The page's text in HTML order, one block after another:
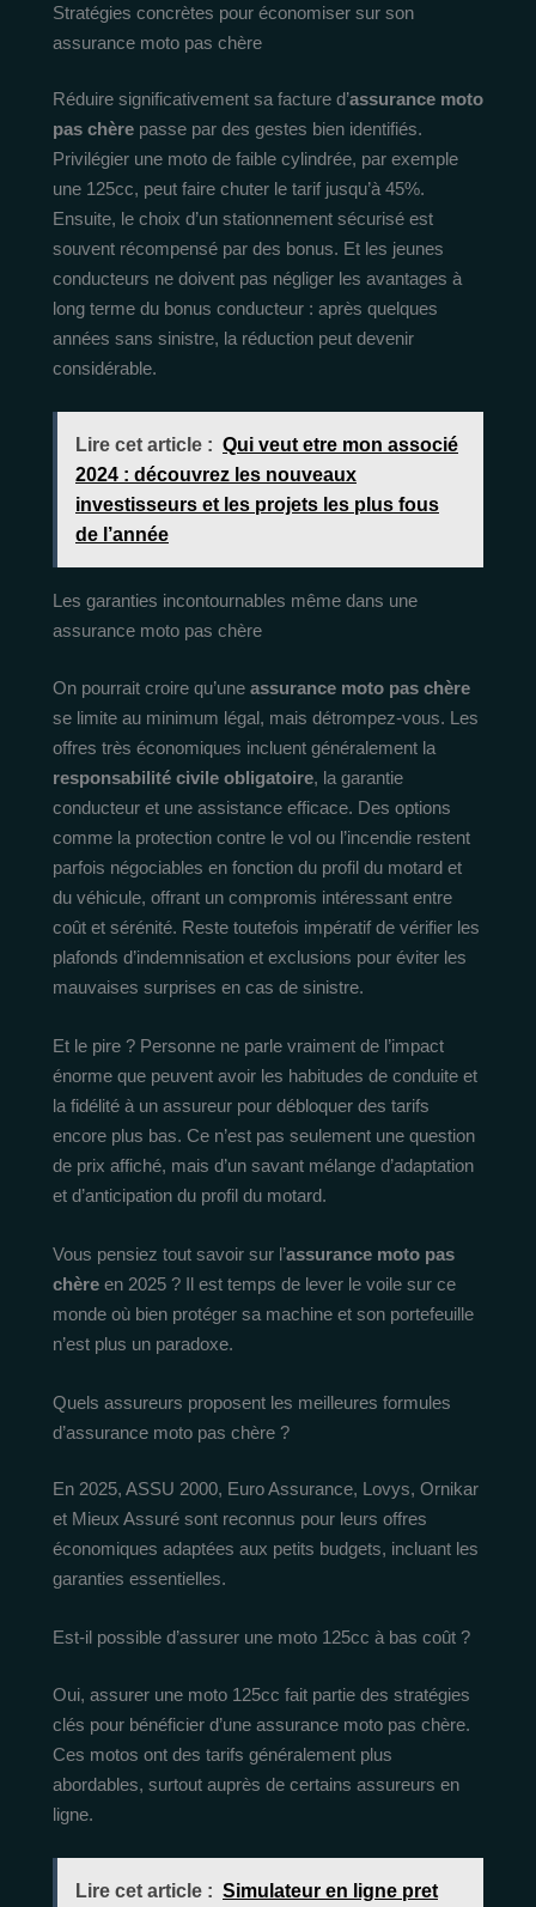
Stratégies concrètes pour économiser sur son
assurance moto pas chère
Réduire significativement sa facture d’assurance moto
pas chère passe par des gestes bien identifiés.
Privilégier une moto de faible cylindrée, par exemple
une 125cc, peut faire chuter le tarif jusqu’à 45%.
Ensuite, le choix d’un stationnement sécurisé est
souvent récompensé par des bonus. Et les jeunes
conducteurs ne doivent pas négliger les avantages à
long terme du bonus conducteur : après quelques
années sans sinistre, la réduction peut devenir
considérable.
Lire cet article : Qui veut etre mon associé
2024 : découvrez les nouveaux
investisseurs et les projets les plus fous
de l’année
Les garanties incontournables même dans une
assurance moto pas chère
On pourrait croire qu’une assurance moto pas chère
se limite au minimum légal, mais détrompez-vous. Les
offres très économiques incluent généralement la
responsabilité civile obligatoire, la garantie
conducteur et une assistance efficace. Des options
comme la protection contre le vol ou l’incendie restent
parfois négociables en fonction du profil du motard et
du véhicule, offrant un compromis intéressant entre
coût et sérénité. Reste toutefois impératif de vérifier les
plafonds d’indemnisation et exclusions pour éviter les
mauvaises surprises en cas de sinistre.
Et le pire ? Personne ne parle vraiment de l’impact
énorme que peuvent avoir les habitudes de conduite et
la fidélité à un assureur pour débloquer des tarifs
encore plus bas. Ce n’est pas seulement une question
de prix affiché, mais d’un savant mélange d’adaptation
et d’anticipation du profil du motard.
Vous pensiez tout savoir sur l’assurance moto pas
chère en 2025 ? Il est temps de lever le voile sur ce
monde où bien protéger sa machine et son portefeuille
n’est plus un paradoxe.
Quels assureurs proposent les meilleures formules
d’assurance moto pas chère ?
En 2025, ASSU 2000, Euro Assurance, Lovys, Ornikar
et Mieux Assuré sont reconnus pour leurs offres
économiques adaptées aux petits budgets, incluant les
garanties essentielles.
Est-il possible d’assurer une moto 125cc à bas coût ?
Oui, assurer une moto 125cc fait partie des stratégies
clés pour bénéficier d’une assurance moto pas chère.
Ces motos ont des tarifs généralement plus
abordables, surtout auprès de certains assureurs en
ligne.
Lire cet article : Simulateur en ligne pret